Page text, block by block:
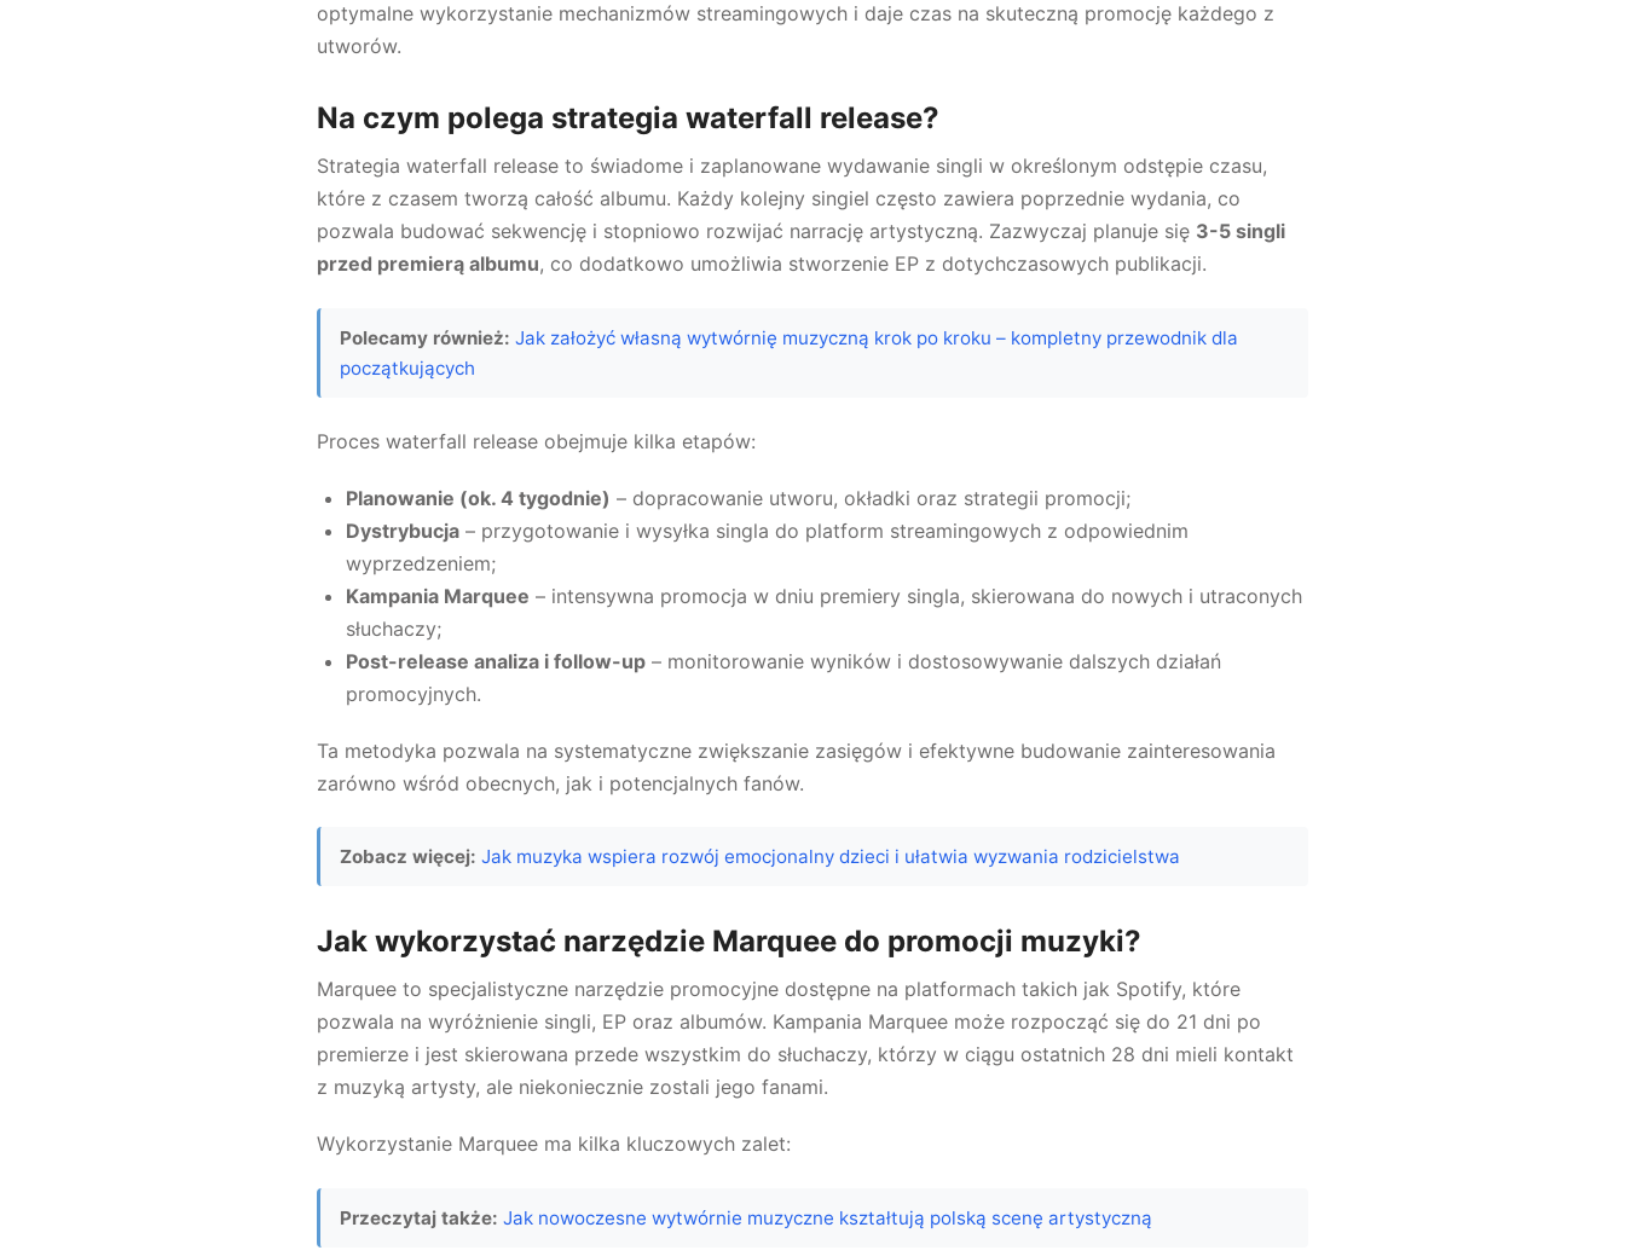
optymalne wykorzystanie mechanizmów streamingowych i daje czas na skuteczną promocję każdego z
utworów.
Na czym polega strategia waterfall release?
Strategia waterfall release to świadome i zaplanowane wydawanie singli w określonym odstępie czasu,
które z czasem tworzą całość albumu. Każdy kolejny singiel często zawiera poprzednie wydania, co
pozwala budować sekwencję i stopniowo rozwijać narrację artystyczną. Zazwyczaj planuje się 3-5 singli
przed premierą albumu, co dodatkowo umożliwia stworzenie EP z dotychczasowych publikacji.
Polecamy również: Jak założyć własną wytwórnię muzyczną krok po kroku – kompletny przewodnik dla
początkujących
Proces waterfall release obejmuje kilka etapów:
Planowanie (ok. 4 tygodnie) – dopracowanie utworu, okładki oraz strategii promocji;
Dystrybucja – przygotowanie i wysyłka singla do platform streamingowych z odpowiednim
wyprzedzeniem;
Kampania Marquee – intensywna promocja w dniu premiery singla, skierowana do nowych i utraconych
słuchaczy;
Post-release analiza i follow-up – monitorowanie wyników i dostosowywanie dalszych działań
promocyjnych.
Ta metodyka pozwala na systematyczne zwiększanie zasięgów i efektywne budowanie zainteresowania
zarówno wśród obecnych, jak i potencjalnych fanów.
Zobacz więcej: Jak muzyka wspiera rozwój emocjonalny dzieci i ułatwia wyzwania rodzicielstwa
Jak wykorzystać narzędzie Marquee do promocji muzyki?
Marquee to specjalistyczne narzędzie promocyjne dostępne na platformach takich jak Spotify, które
pozwala na wyróżnienie singli, EP oraz albumów. Kampania Marquee może rozpocząć się do 21 dni po
premierze i jest skierowana przede wszystkim do słuchaczy, którzy w ciągu ostatnich 28 dni mieli kontakt
z muzyką artysty, ale niekoniecznie zostali jego fanami.
Wykorzystanie Marquee ma kilka kluczowych zalet:
Przeczytaj także: Jak nowoczesne wytwórnie muzyczne kształtują polską scenę artystyczną